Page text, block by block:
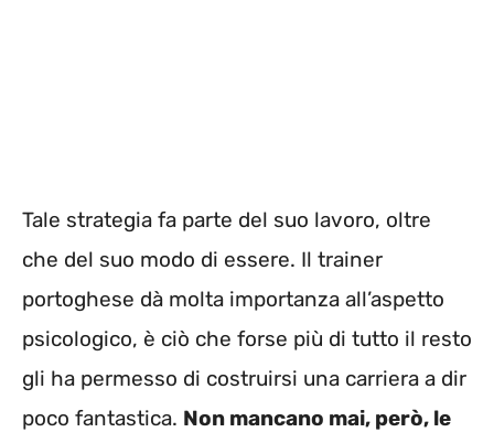
Tale strategia fa parte del suo lavoro, oltre
che del suo modo di essere. Il trainer
portoghese dà molta importanza all’aspetto
psicologico, è ciò che forse più di tutto il resto
gli ha permesso di costruirsi una carriera a dir
poco fantastica. Non mancano mai, però, le